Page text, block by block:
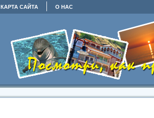
КАРТА САЙТА О НАС